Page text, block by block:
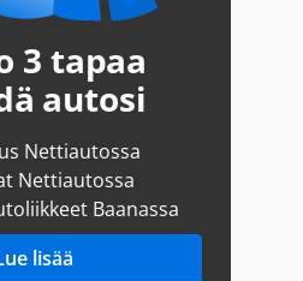
3 tapaa
autosi
Nettiautossa
Nettiautossa
Baanassa
lisää